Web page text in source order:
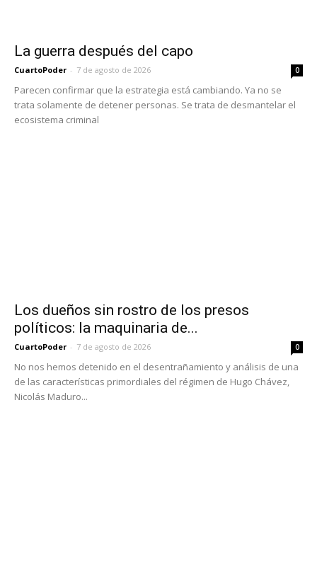
La guerra después del capo
CuartoPoder - 7 de agosto de 2026 0
Parecen confirmar que la estrategia está cambiando. Ya no se
trata solamente de detener personas. Se trata de desmantelar el
ecosistema criminal
Los dueños sin rostro de los presos
políticos: la maquinaria de...
CuartoPoder - 7 de agosto de 2026 0
No nos hemos detenido en el desentrañamiento y análisis de una
de las características primordiales del régimen de Hugo Chávez,
Nicolás Maduro...